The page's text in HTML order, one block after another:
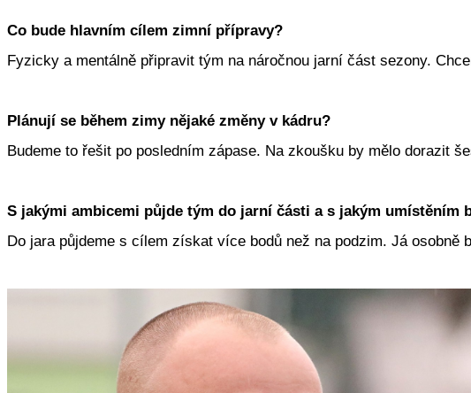
Co bude hlavním cílem zimní přípravy?
Fyzicky a mentálně připravit tým na náročnou jarní část sezony.
Plánují se během zimy nějaké změny v kádru?
Budeme to řešit po posledním zápase. Na zkoušku by mělo dorazit
S jakými ambicemi půjde tým do jarní části a s jakým umístěním
Do jara půjdeme s cílem získat více bodů než na podzim. Já